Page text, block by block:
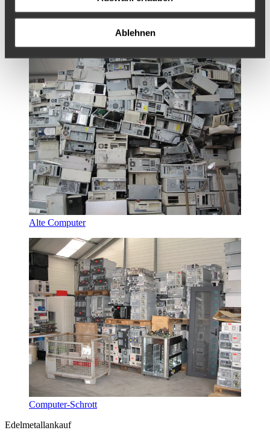
Ablehnen
Recycling von unzerlegten Computern, Monitoren, ...
Alte Computer
Computer-Schrott
Edelmetallankauf